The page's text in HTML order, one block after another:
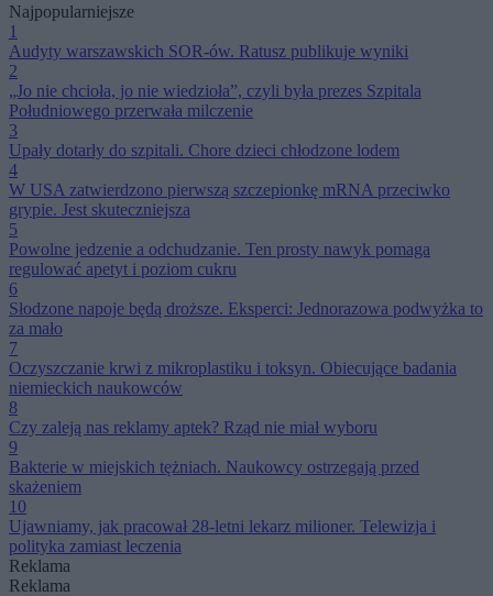
Najpopularniejsze
1
Audyty warszawskich SOR-ów. Ratusz publikuje wyniki
2
„Jo nie chcioła, jo nie wiedzioła”, czyli była prezes Szpitala
Południowego przerwała milczenie
3
Upały dotarły do szpitali. Chore dzieci chłodzone lodem
4
W USA zatwierdzono pierwszą szczepionkę mRNA przeciwko
grypie. Jest skuteczniejsza
5
Powolne jedzenie a odchudzanie. Ten prosty nawyk pomaga
regulować apetyt i poziom cukru
6
Słodzone napoje będą droższe. Eksperci: Jednorazowa podwyżka to
za mało
7
Oczyszczanie krwi z mikroplastiku i toksyn. Obiecujące badania
niemieckich naukowców
8
Czy zaleją nas reklamy aptek? Rząd nie miał wyboru
9
Bakterie w miejskich tężniach. Naukowcy ostrzegają przed
skażeniem
10
Ujawniamy, jak pracował 28-letni lekarz milioner. Telewizja i
polityka zamiast leczenia
Reklama
Reklama